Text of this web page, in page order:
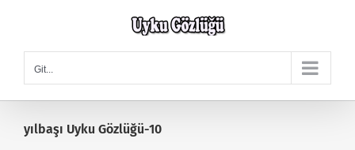
Git...
yılbaşı Uyku Gözlüğü-10